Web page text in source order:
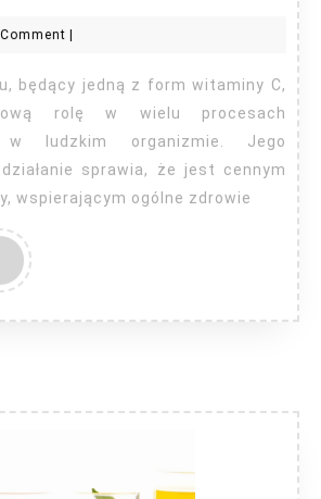
na
rolę w wielu procesach
w ludzkim organizmie. Jego
sprawia, że jest cennym
wspierającym ogólne zdrowie